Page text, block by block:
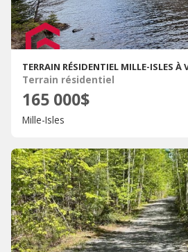
TERRAIN RÉSIDENTIEL MILLE-ISLES À
Terrain résidentiel
165 000$
Mille-Isles